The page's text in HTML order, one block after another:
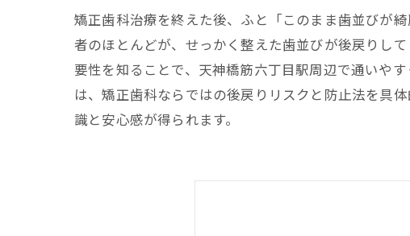
矯正歯科治療を終えた後、ふと「このまま歯並びが
者のほとんどが、せっかく整えた歯並びが後戻りし
要性を知ることで、天神橋筋六丁目駅周辺で通いや
は、矯正歯科ならではの後戻りリスクと防止法を具
識と安心感が得られます。